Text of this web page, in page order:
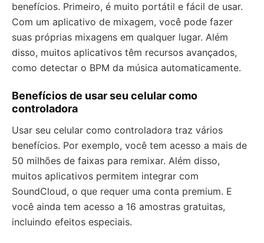
benefícios. Primeiro, é muito portátil e fácil de usar.
Com um aplicativo de mixagem, você pode fazer
suas próprias mixagens em qualquer lugar. Além
disso, muitos aplicativos têm recursos avançados,
como detectar o BPM da música automaticamente.
Benefícios de usar seu celular como
controladora
Usar seu celular como controladora traz vários
benefícios. Por exemplo, você tem acesso a mais de
50 milhões de faixas para remixar. Além disso,
muitos aplicativos permitem integrar com
SoundCloud, o que requer uma conta premium. E
você ainda tem acesso a 16 amostras gratuitas,
incluindo efeitos especiais.